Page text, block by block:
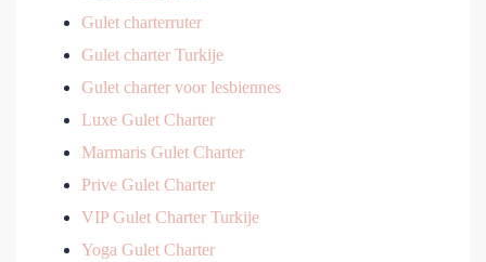
Gulet charterruter
Gulet charter Turkije
Gulet charter voor lesbiennes
Luxe Gulet Charter
Marmaris Gulet Charter
Prive Gulet Charter
VIP Gulet Charter Turkije
Yoga Gulet Charter